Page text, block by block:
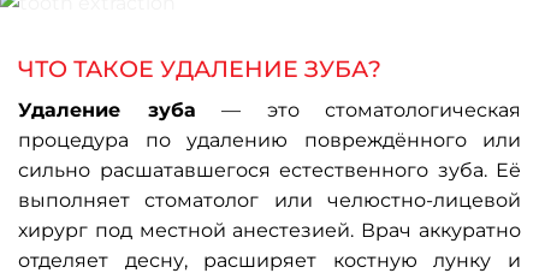
ЧТО ТАКОЕ УДАЛЕНИЕ ЗУБА?
Удаление зуба — это стоматологическая
процедура по удалению повреждённого или
сильно расшатавшегося естественного зуба. Её
выполняет стоматолог или челюстно-лицевой
хирург под местной анестезией. Врач аккуратно
отделяет десну, расширяет костную лунку и